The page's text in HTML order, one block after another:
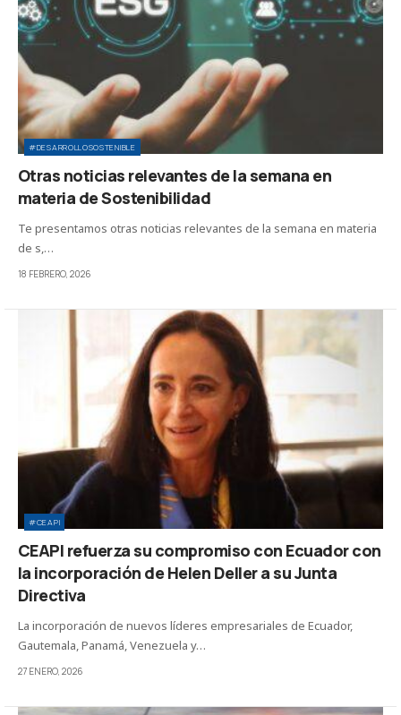
#DESARROLLOSOSTENIBLE
Otras noticias relevantes de la semana en
materia de Sostenibilidad
Te presentamos otras noticias relevantes de la semana en materia
de s,…
18 FEBRERO, 2026
#CEAPI
CEAPI refuerza su compromiso con Ecuador con
la incorporación de Helen Deller a su Junta
Directiva
La incorporación de nuevos líderes empresariales de Ecuador,
Gautemala, Panamá, Venezuela y…
27 ENERO, 2026